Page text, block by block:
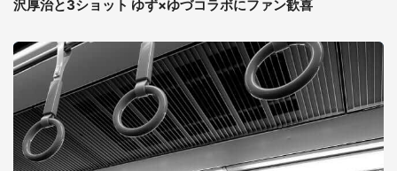
沢厚治と3ショット ゆず×ゆづコラボにファン歓喜